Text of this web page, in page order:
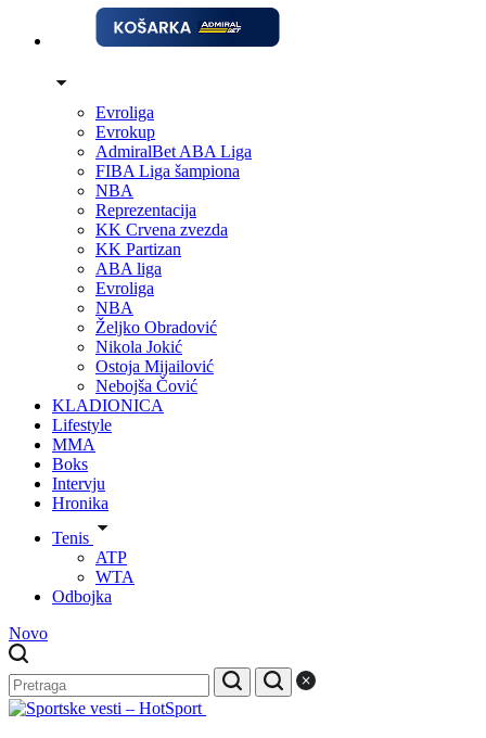
Evroliga
Evrokup
AdmiralBet ABA Liga
FIBA Liga šampiona
NBA
Reprezentacija
KK Crvena zvezda
KK Partizan
ABA liga
Evroliga
NBA
Željko Obradović
Nikola Jokić
Ostoja Mijailović
Nebojša Čović
KLADIONICA
Lifestyle
MMA
Boks
Intervju
Hronika
Tenis
ATP
WTA
Odbojka
Novo